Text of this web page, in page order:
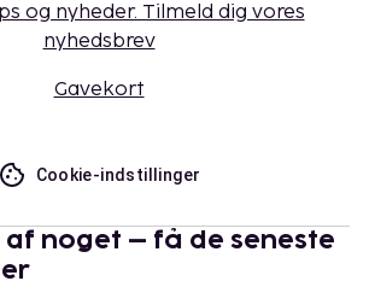
og nyheder. Tilmeld dig vores
nyhedsbrev
Gavekort
Cookie-indstillinger
af noget – få de seneste